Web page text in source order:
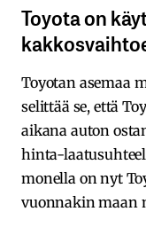
Toyota on
Toyotan asemaa
selittää se, että
aikana auton
hinta-
monella on nyt
vuonnakin maan